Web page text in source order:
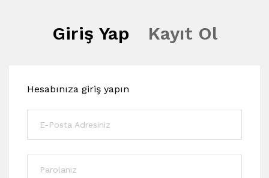
Giriş Yap Kayıt Ol
Hesabınıza giriş yapın